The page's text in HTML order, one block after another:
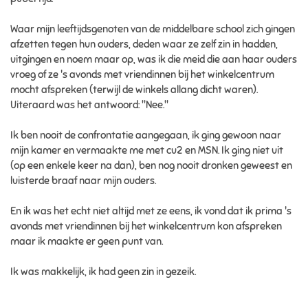
Waar mijn leeftijdsgenoten van de middelbare school zich gingen
afzetten tegen hun ouders, deden waar ze zelf zin in hadden,
uitgingen en noem maar op, was ik die meid die aan haar ouders
vroeg of ze 's avonds met vriendinnen bij het winkelcentrum
mocht afspreken (terwijl de winkels allang dicht waren).
Uiteraard was het antwoord: "Nee."
Ik ben nooit de confrontatie aangegaan, ik ging gewoon naar
mijn kamer en vermaakte me met cu2 en MSN. Ik ging niet uit
(op een enkele keer na dan), ben nog nooit dronken geweest en
luisterde braaf naar mijn ouders.
En ik was het echt niet altijd met ze eens, ik vond dat ik prima 's
avonds met vriendinnen bij het winkelcentrum kon afspreken
maar ik maakte er geen punt van.
Ik was makkelijk, ik had geen zin in gezeik.